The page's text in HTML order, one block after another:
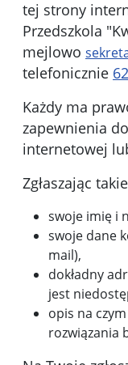
tej strony
Przedszkola
mejlowo
telefonicznie
Każdy ma
zapewnienia
internetowej
Zgłaszając
swoje imię i
swoje dane
mail),
dokładny
jest
opis na
rozwiązania